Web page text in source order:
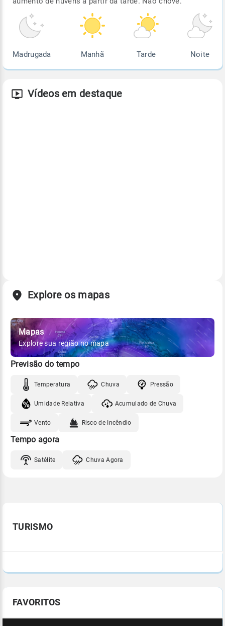
Madrugada Manhã Tarde Noite
Vídeos em destaque
Explore os mapas
Mapas
Explore sua região no mapa
Previsão do tempo
Temperatura Chuva Pressão
Umidade Relativa Acumulado de Chuva
Vento Risco de Incêndio
Tempo agora
Satélite Chuva Agora
TURISMO
FAVORITOS